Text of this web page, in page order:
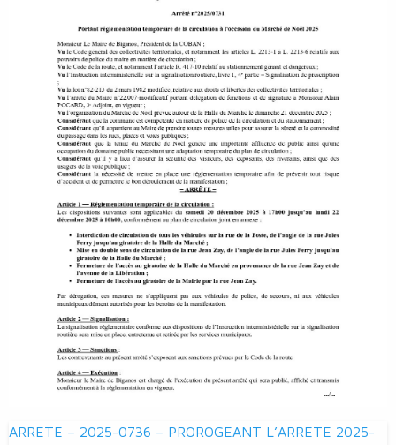
Navigation
ARRETE – 2025-0736 – PROROGEANT L’ARRETE 2025-